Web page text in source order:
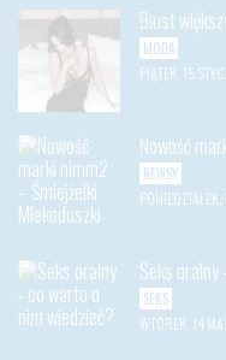
Biust
MODA
PIĄTEK, 15
Nowość
NEWSY
Seks
SEKS
WTOREK, 14